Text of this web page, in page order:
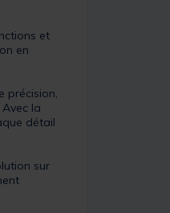
et
en
précision,
la
détail
sur